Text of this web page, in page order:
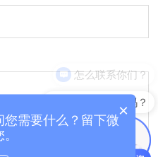
能介绍下产品吗？
怎么联系你们？
×
需要什么？留下微